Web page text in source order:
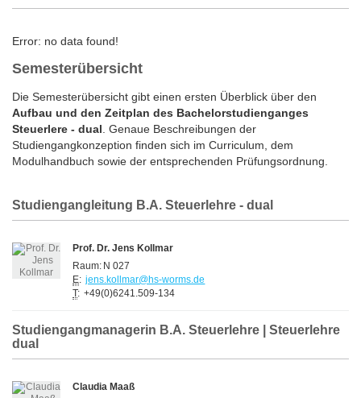
Error: no data found!
Semesterübersicht
Die Semesterübersicht gibt einen ersten Überblick über den
Aufbau und den Zeitplan des Bachelorstudienganges
Steuerlere - dual . Genaue Beschreibungen der
Studiengangkonzeption finden sich im Curriculum, dem
Modulhandbuch sowie der entsprechenden Prüfungsordnung.
Studiengangleitung B.A. Steuerlehre - dual
Prof. Dr. Jens Kollmar
Raum: N 027
E: jens.kollmar@hs-worms.de
T: +49(0)6241.509-134
Studiengangmanagerin B.A. Steuerlehre | Steuerlehre
dual
Claudia Maaß